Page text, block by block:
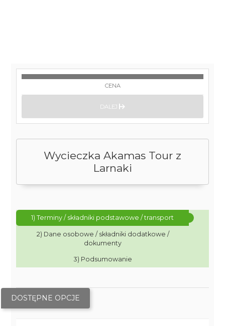
Wycieczka Akamas Tour z
Larnaki
1) Terminy / składniki podstawowe / transport
2) Dane osobowe / składniki dodatkowe /
dokumenty
3) Podsumowanie
DOSTĘPNE OPCJE
CENA
DALEJ